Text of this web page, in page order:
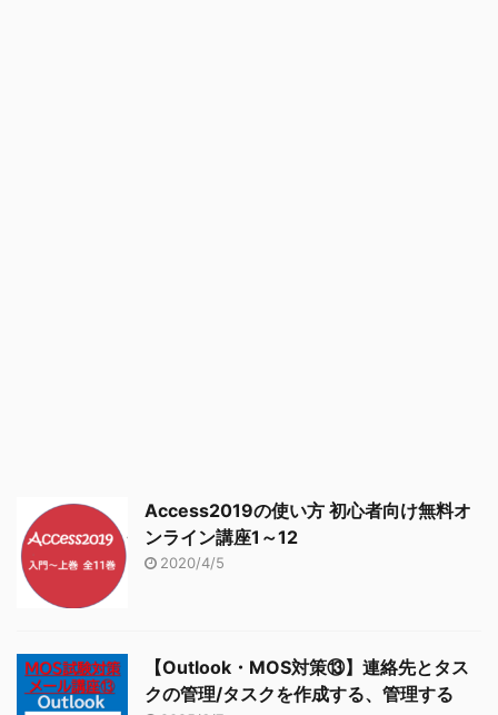
Access2019の使い方 初心者向け無料オ
ンライン講座1～12
2020/4/5
【Outlook・MOS対策⑬】連絡先とタス
クの管理/タスクを作成する、管理する